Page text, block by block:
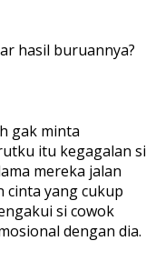
hasil buruannya?
gak minta
itu kegagalan si
mereka jalan
cinta yang cukup
si cowok
dengan dia.